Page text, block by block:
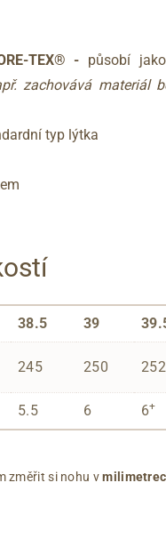
TEX® - působí
zachovává materiál
typ lýtka
38.5 39
245 250 252
5.5 6 6+
změřit si nohu v